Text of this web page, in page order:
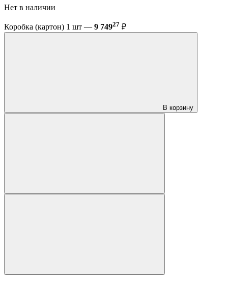
Нет в наличии
Коробка (картон) 1 шт — 9 74927 ₽
В корзину